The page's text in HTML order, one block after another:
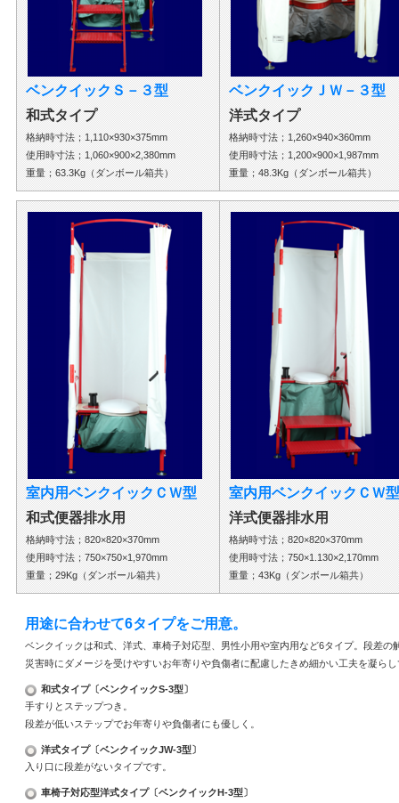
ベンクイックＳ－３型
和式タイプ
格納時寸法；1,110×930×375mm
使用時寸法；1,060×900×2,380mm
重量；63.3Kg（ダンボール箱共）
ベンクイックＪＷ－３型
洋式タイプ
格納時寸法；1,260×940×360mm
使用時寸法；1,200×900×1,987mm
重量；48.3Kg（ダンボール箱共）
室内用ベンクイックＣＷ型
和式便器排水用
格納時寸法；820×820×370mm
使用時寸法；750×750×1,970mm
重量；29Kg（ダンボール箱共）
室内用ベンクイックＣＷ型
洋式便器排水用
格納時寸法；820×820×370mm
使用時寸法；750×1.130×2,170mm
重量；43Kg（ダンボール箱共）
用途に合わせて6タイプをご用意。
ベンクイックは和式、洋式、車椅子対応型、男性小用や室内用など6タイプ。段差
災害時にダメージを受けやすいお年寄りや負傷者に配慮したきめ細かい工夫を凝ら
和式タイプ〔ベンクイックS-3型〕
手すりとステップつき。
段差が低いステップでお年寄りや負傷者にも優しく。
洋式タイプ〔ベンクイックJW-3型〕
入り口に段差がないタイプです。
車椅子対応型洋式タイプ〔ベンクイックH-3型〕